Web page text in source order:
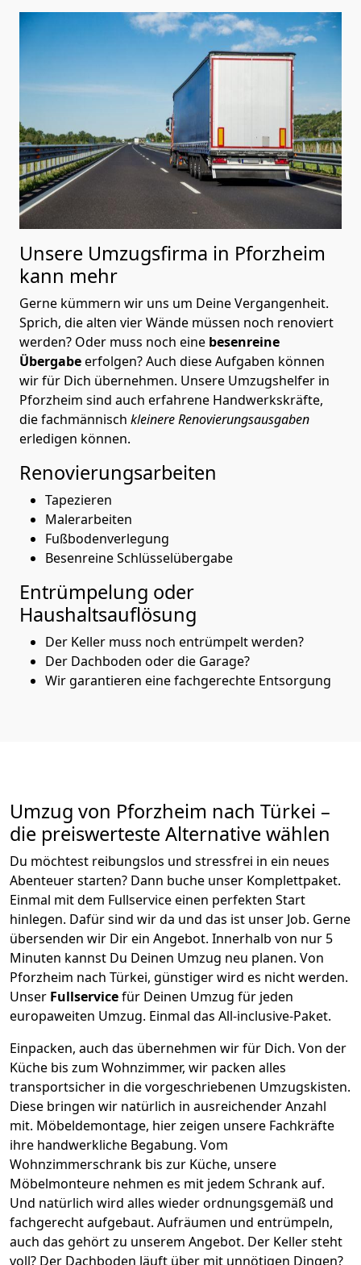
Unsere Umzugsfirma in Pforzheim
kann mehr
Gerne kümmern wir uns um Deine Vergangenheit.
Sprich, die alten vier Wände müssen noch renoviert
werden? Oder muss noch eine besenreine
Übergabeerfolgen? Auch diese Aufgaben können
wir für Dich übernehmen. Unsere Umzugshelfer in
Pforzheim sind auch erfahrene Handwerkskräfte,
die fachmännisch kleinere Renovierungsausgaben
erledigen können.
Renovierungsarbeiten
Tapezieren
Malerarbeiten
Fußbodenverlegung
Besenreine Schlüsselübergabe
Entrümpelung oder
Haushaltsauflösung
Der Keller muss noch entrümpelt werden?
Der Dachboden oder die Garage?
Wir garantieren eine fachgerechte Entsorgung
Umzug von Pforzheim nach Türkei –
die preiswerteste Alternative wählen
Du möchtest reibungslos und stressfrei in ein neues
Abenteuer starten? Dann buche unser Komplettpaket.
Einmal mit dem Fullservice einen perfekten Start
hinlegen. Dafür sind wir da und das ist unser Job. Gerne
übersenden wir Dir ein Angebot. Innerhalb von nur 5
Minuten kannst Du Deinen Umzug neu planen. Von
Pforzheim nach Türkei, günstiger wird es nicht werden.
Unser Fullservicefür Deinen Umzug für jeden
europaweiten Umzug. Einmal das All-inclusive-Paket.
Einpacken, auch das übernehmen wir für Dich. Von der
Küche bis zum Wohnzimmer, wir packen alles
transportsicher in die vorgeschriebenen Umzugskisten.
Diese bringen wir natürlich in ausreichender Anzahl
mit. Möbeldemontage, hier zeigen unsere Fachkräfte
ihre handwerkliche Begabung. Vom
Wohnzimmerschrank bis zur Küche, unsere
Möbelmonteure nehmen es mit jedem Schrank auf.
Und natürlich wird alles wieder ordnungsgemäß und
fachgerecht aufgebaut. Aufräumen und entrümpeln,
auch das gehört zu unserem Angebot. Der Keller steht
voll? Der Dachboden läuft über mit unnötigen Dingen?